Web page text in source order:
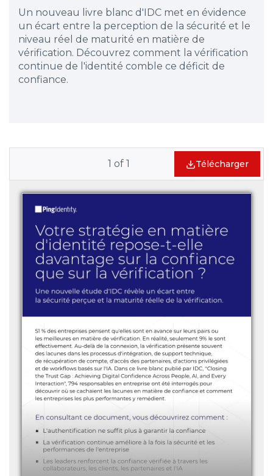
Un nouveau livre blanc d'IDC met en évidence
un écart entre la perception de la sécurité et le
niveau réel de maturité en matière de
vérification. Découvrez comment la vérification
continue de l'identité comble ce déficit de
confiance.
1 of 1 Télécharger